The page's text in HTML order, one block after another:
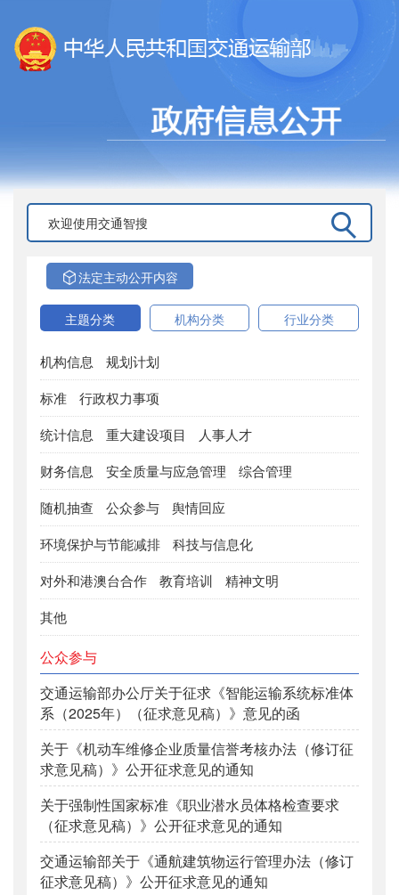
法定主动公开内容
主题分类 机构分类 行业分类
机构信息
规划计划
标准
行政权力事项
统计信息
重大建设项目
人事人才
财务信息
安全质量与应急管理
综合管理
随机抽查
公众参与
舆情回应
环境保护与节能减排
科技与信息化
对外和港澳台合作
教育培训
精神文明
其他
公众参与
交通运输部办公厅关于征求《智能运输系统标准体
系（2025年）（征求意见稿）》意见的函
关于《机动车维修企业质量信誉考核办法（修订征
求意见稿）》公开征求意见的通知
关于强制性国家标准《职业潜水员体格检查要求
（征求意见稿）》公开征求意见的通知
交通运输部关于《通航建筑物运行管理办法（修订
征求意见稿）》公开征求意见的通知